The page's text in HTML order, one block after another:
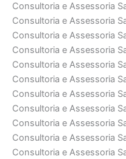
Consultoria e Assessoria
Consultoria e Assessoria
Consultoria e Assessoria
Consultoria e Assessoria
Consultoria e Assessoria
Consultoria e Assessoria
Consultoria e Assessoria
Consultoria e Assessoria
Consultoria e Assessoria
Consultoria e Assessoria
Consultoria e Assessoria